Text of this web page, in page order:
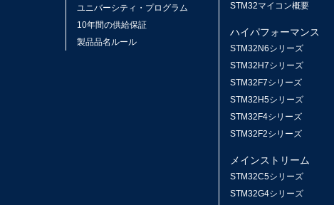
ユニバーシティ・プログラム
10年間の供給保証
製品品名ルール
STM32マイコン概要
ハイパフォーマンス
STM32N6シリーズ
STM32H7シリーズ
STM32F7シリーズ
STM32H5シリーズ
STM32F4シリーズ
STM32F2シリーズ
メインストリーム
STM32C5シリーズ
STM32G4シリーズ